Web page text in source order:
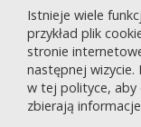
Istnieje wiele
przykład plik
stronie
następnej wizycie.
w tej polityce, aby
zbierają